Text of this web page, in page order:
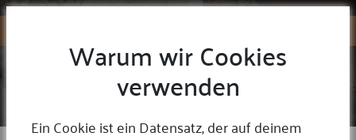
SERVICEDETAILS
Warum wir Cookies
verwenden
Ein Cookie ist ein Datensatz, der auf deinem